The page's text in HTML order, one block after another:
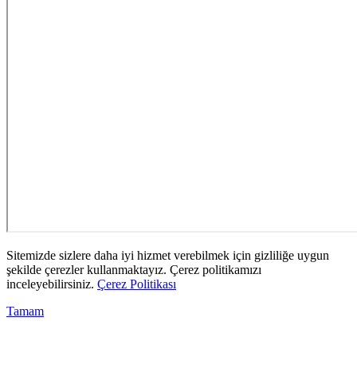
Sitemizde sizlere daha iyi hizmet verebilmek için gizliliğe uygun
şekilde çerezler kullanmaktayız. Çerez politikamızı
inceleyebilirsiniz. Çerez Politikası
Tamam